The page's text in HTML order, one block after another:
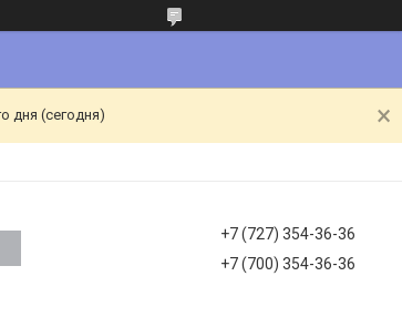
дня (сегодня)
+7 (727) 354-36-36
+7 (700) 354-36-36